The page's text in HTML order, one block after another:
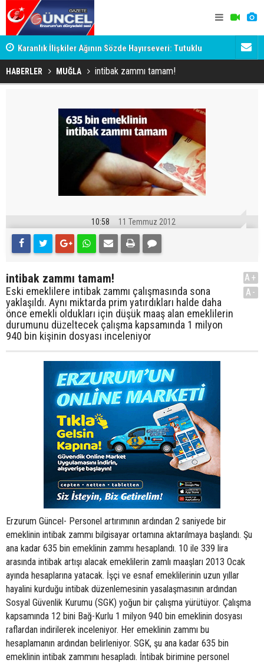
Karanlık İlişkiler Ağının Sözde Hayırseveri: Tutuklu
Memet Aca Dosyası
Dadaş'a
HABERLER MUĞLA intibak zammı tamam!
10:58 11 Temmuz 2012
intibak zammı tamam!
Eski emeklilere intibak zammı çalışmasında sona
yaklaşıldı. Aynı miktarda prim yatırdıkları halde daha
önce emekli oldukları için düşük maaş alan emeklilerin
durumunu düzeltecek çalışma kapsamında 1 milyon
940 bin kişinin dosyası inceleniyor
A+
A-
Erzurum Güncel- Personel artırımının ardından 2 saniyede bir
emeklinin intibak zammı bilgisayar ortamına aktarılmaya başlandı. Şu
ana kadar 635 bin emeklinin zammı hesaplandı. 10 ile 339 lira
arasında intibak artışı alacak emeklilerin zamlı maaşları 2013 Ocak
ayında hesaplarına yatacak. İşçi ve esnaf emeklilerinin uzun yıllar
hayalini kurduğu intibak düzenlemesinin yasalaşmasının ardından
Sosyal Güvenlik Kurumu (SGK) yoğun bir çalışma yürütüyor. Çalışma
kapsamında 12 bini Bağ-Kurlu 1 milyon 940 bin emeklinin dosyası
raflardan indirilerek inceleniyor. Her emeklinin zammı bu
hesaplamanın ardından belirleniyor. SGK, şu ana kadar 635 bin
emeklinin intibak zammını hesapladı. İntibak birimine personel